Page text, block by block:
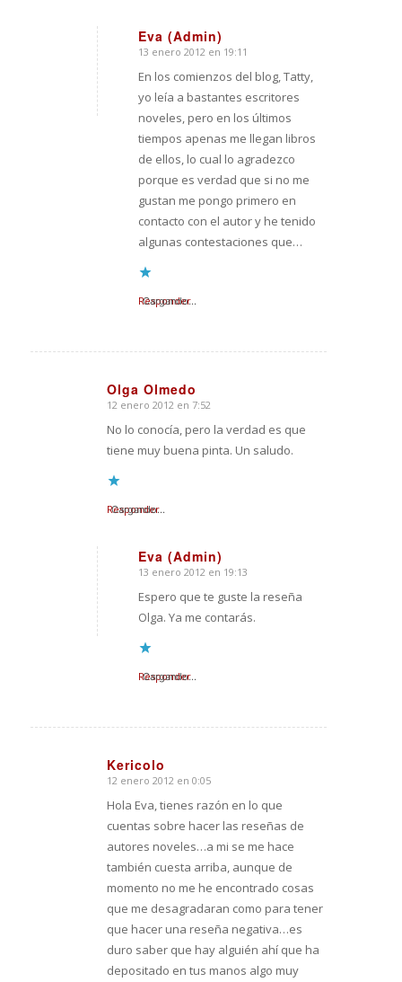
Eva (Admin)
Dice:
13 enero 2012 en 19:11
En los comienzos del blog, Tatty,
yo leía a bastantes escritores
noveles, pero en los últimos
tiempos apenas me llegan libros
de ellos, lo cual lo agradezco
porque es verdad que si no me
gustan me pongo primero en
contacto con el autor y he tenido
algunas contestaciones que…
Cargando...
Responder
Olga Olmedo
Dice:
12 enero 2012 en 7:52
No lo conocía, pero la verdad es que
tiene muy buena pinta. Un saludo.
Cargando...
Responder
Eva (Admin)
Dice:
13 enero 2012 en 19:13
Espero que te guste la reseña
Olga. Ya me contarás.
Cargando...
Responder
Kericolo
Dice:
12 enero 2012 en 0:05
Hola Eva, tienes razón en lo que
cuentas sobre hacer las reseñas de
autores noveles…a mi se me hace
también cuesta arriba, aunque de
momento no me he encontrado cosas
que me desagradaran como para tener
que hacer una reseña negativa…es
duro saber que hay alguién ahí que ha
depositado en tus manos algo muy